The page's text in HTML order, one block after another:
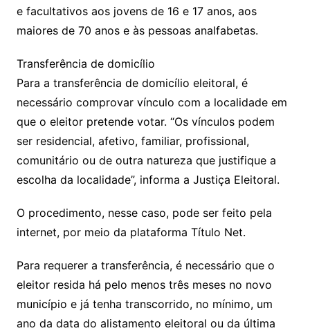
e facultativos aos jovens de 16 e 17 anos, aos
maiores de 70 anos e às pessoas analfabetas.
Transferência de domicílio
Para a transferência de domicílio eleitoral, é
necessário comprovar vínculo com a localidade em
que o eleitor pretende votar. “Os vínculos podem
ser residencial, afetivo, familiar, profissional,
comunitário ou de outra natureza que justifique a
escolha da localidade”, informa a Justiça Eleitoral.
O procedimento, nesse caso, pode ser feito pela
internet, por meio da plataforma Título Net.
Para requerer a transferência, é necessário que o
eleitor resida há pelo menos três meses no novo
município e já tenha transcorrido, no mínimo, um
ano da data do alistamento eleitoral ou da última